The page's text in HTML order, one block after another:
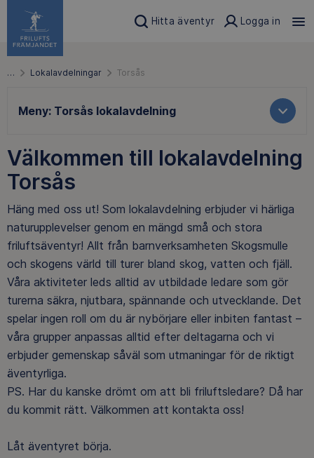
Hitta äventyr Logga in
… Lokalavdelningar Torsås
Meny: Torsås lokalavdelning
Välkommen till lokalavdelning
Torsås
Häng med oss ut! Som lokalavdelning erbjuder vi härliga
naturupplevelser genom en mängd små och stora
friluftsäventyr! Allt från barnverksamheten Skogsmulle
och skogens värld till turer bland skog, vatten och fjäll.
Våra aktiviteter leds alltid av utbildade ledare som gör
turerna säkra, njutbara, spännande och utvecklande. Det
spelar ingen roll om du är nybörjare eller inbiten fantast –
våra grupper anpassas alltid efter deltagarna och vi
erbjuder gemenskap såväl som utmaningar för de riktigt
äventyrliga.
PS. Har du kanske drömt om att bli friluftsledare? Då har
du kommit rätt. Välkommen att kontakta oss!
Låt äventyret börja.